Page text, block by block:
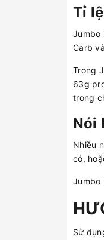
Tỉ
Jumbo
Carb
Trong
63g
trong
Nói
Nhiều
có,
Jumbo
Sử